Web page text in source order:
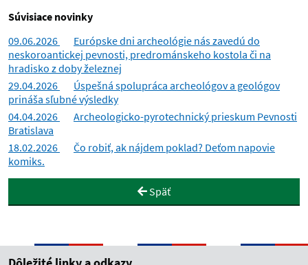
Súvisiace novinky
09.06.2026
Európske dni archeológie nás zavedú do
neskoroantickej pevnosti, predrománskeho kostola či na
hradisko z doby železnej
29.04.2026
Úspešná spolupráca archeológov a geológov
prináša sľubné výsledky
04.04.2026
Archeologicko-pyrotechnický prieskum Pevnosti
Bratislava
18.02.2026
Čo robiť, ak nájdem poklad? Deťom napovie
komiks.
Späť